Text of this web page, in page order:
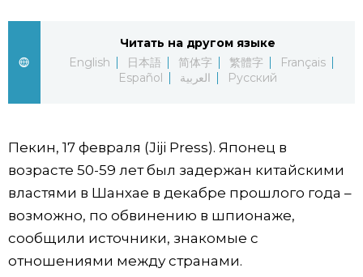
Español
العربية
Факты о Японии
Новости
Фото/Видео
Разделы
Люди
Популярные статьи
Читать на другом языке
English
日本語 简体字 繁體字
Français
Español
العربية Русский
Пекин, 17 февраля (Jiji Press). Японец в
возрасте 50-59 лет был задержан китайскими
властями в Шанхае в декабре прошлого года –
возможно, по обвинению в шпионаже,
сообщили источники, знакомые с
отношениями между странами.